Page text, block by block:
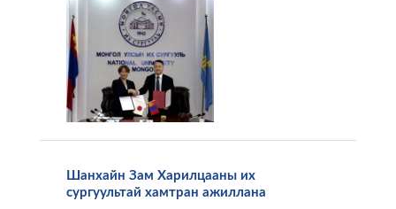
Шанхайн Зам Харилцааны их
сургуультай хамтран ажиллана